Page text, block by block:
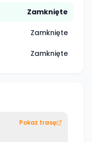
Zamknięte
Zamknięte
Zamknięte
Pokaż trasę